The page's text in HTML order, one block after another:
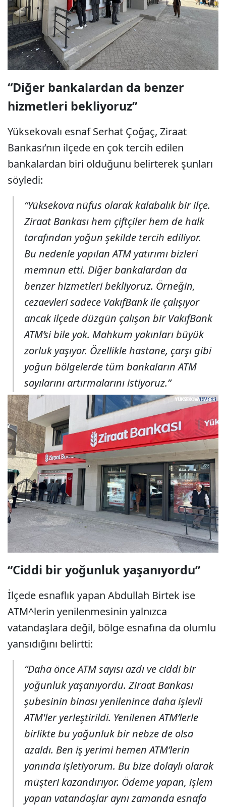
“Diğer bankalardan da benzer
hizmetleri bekliyoruz”
Yüksekovalı esnaf Serhat Çoğaç, Ziraat
Bankası’nın ilçede en çok tercih edilen
bankalardan biri olduğunu belirterek şunları
söyledi:
“Yüksekova nüfus olarak kalabalık bir ilçe.
Ziraat Bankası hem çiftçiler hem de halk
tarafından yoğun şekilde tercih ediliyor.
Bu nedenle yapılan ATM yatırımı bizleri
memnun etti. Diğer bankalardan da
benzer hizmetleri bekliyoruz. Örneğin,
cezaevleri sadece VakıfBank ile çalışıyor
ancak ilçede düzgün çalışan bir VakıfBank
ATM’si bile yok. Mahkum yakınları büyük
zorluk yaşıyor. Özellikle hastane, çarşı gibi
yoğun bölgelerde tüm bankaların ATM
sayılarını artırmalarını istiyoruz.”
“Ciddi bir yoğunluk yaşanıyordu”
İlçede esnaflık yapan Abdullah Birtek ise
ATM^lerin yenilenmesinin yalnızca
vatandaşlara değil, bölge esnafına da olumlu
yansıdığını belirtti:
“Daha önce ATM sayısı azdı ve ciddi bir
yoğunluk yaşanıyordu. Ziraat Bankası
şubesinin binası yenilenince daha işlevli
ATM'ler yerleştirildi. Yenilenen ATM’lerle
birlikte bu yoğunluk bir nebze de olsa
azaldı. Ben iş yerimi hemen ATM’lerin
yanında işletiyorum. Bu bize dolaylı olarak
müşteri kazandırıyor. Ödeme yapan, işlem
yapan vatandaşlar aynı zamanda esnafa